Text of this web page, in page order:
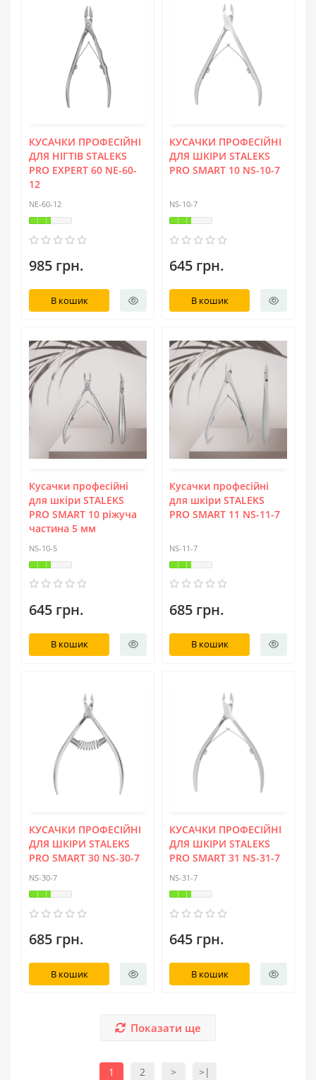
КУСАЧКИ ПРОФЕСІЙНІ
ДЛЯ НІГТІВ STALEKS
PRO EXPERT 60 NE-60-
12
NE-60-12
985 грн.
В кошик
КУСАЧКИ ПРОФЕСІЙНІ
ДЛЯ ШКІРИ STALEKS
PRO SMART 10 NS-10-7
NS-10-7
645 грн.
В кошик
Кусачки професійні
для шкіри STALEKS
PRO SMART 10 ріжуча
частина 5 мм
NS-10-5
645 грн.
В кошик
Кусачки професійні
для шкіри STALEKS
PRO SMART 11 NS-11-7
NS-11-7
685 грн.
В кошик
КУСАЧКИ ПРОФЕСІЙНІ
ДЛЯ ШКІРИ STALEKS
PRO SMART 30 NS-30-7
NS-30-7
685 грн.
В кошик
КУСАЧКИ ПРОФЕСІЙНІ
ДЛЯ ШКІРИ STALEKS
PRO SMART 31 NS-31-7
NS-31-7
645 грн.
В кошик
Показати ще
1 2 > >|